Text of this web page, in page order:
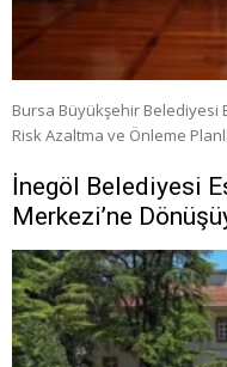
Bursa Büyükşehir Belediyesi
Risk Azaltma ve Önleme
İnegöl Belediyesi
Merkezi’ne